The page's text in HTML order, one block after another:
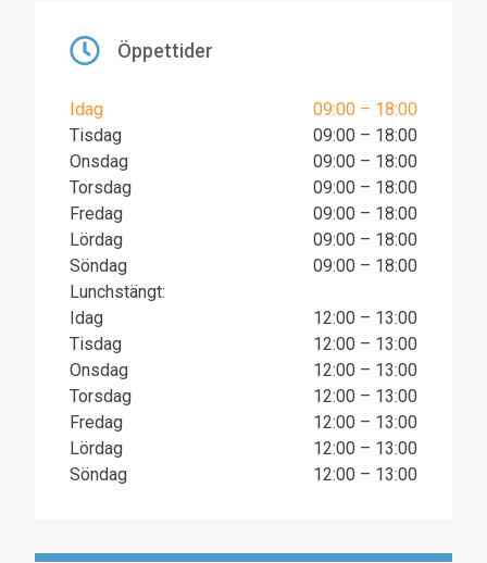
Öppettider
Idag
09:00 – 18:00
Tisdag
09:00 – 18:00
Onsdag
09:00 – 18:00
Torsdag
09:00 – 18:00
Fredag
09:00 – 18:00
Lördag
09:00 – 18:00
Söndag
09:00 – 18:00
Lunchstängt:
Idag
12:00 – 13:00
Tisdag
12:00 – 13:00
Onsdag
12:00 – 13:00
Torsdag
12:00 – 13:00
Fredag
12:00 – 13:00
Lördag
12:00 – 13:00
Söndag
12:00 – 13:00